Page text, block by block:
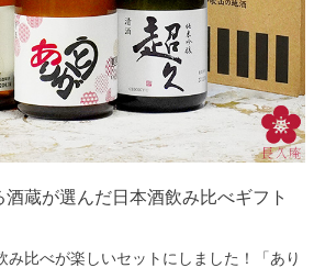
蔵が選んだ日本酒飲み比べギフト
み比べが楽しいセットにしました！「あり